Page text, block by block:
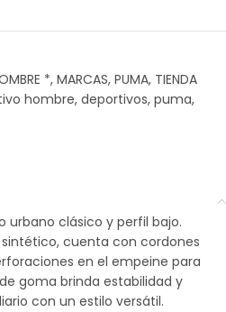
*, MARCAS, PUMA, TIENDA
hombre, deportivos, puma,
urbano clásico y perfil bajo.
cuenta con cordones
en el empeine para
goma brinda estabilidad y
con un estilo versátil.